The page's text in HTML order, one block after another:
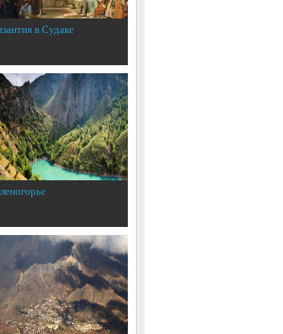
в Судаке